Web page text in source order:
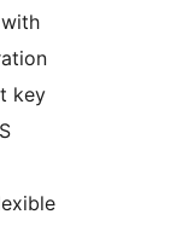
key